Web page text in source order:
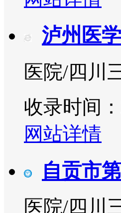
泸州医
医院/四川
收录时间
网站详情
自贡市
医院/四川